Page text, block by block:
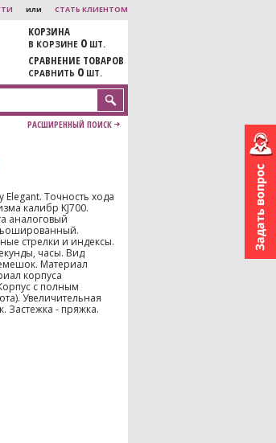
или СТАТЬ КЛИЕНТОМ
КОРЗИНА
В КОРЗИНЕ 0ШТ.
СРАВНЕНИЕ ТОВАРОВ
СРАВНИТЬ 0ШТ.
РАСШИРЕННЫЙ ПОИСК
Точность хода
калибр KJ700.
аналоговый
стрелки и индексы.
часы. Вид
Материал
корпуса
с полным
Увеличительная
Застежка - пряжка.